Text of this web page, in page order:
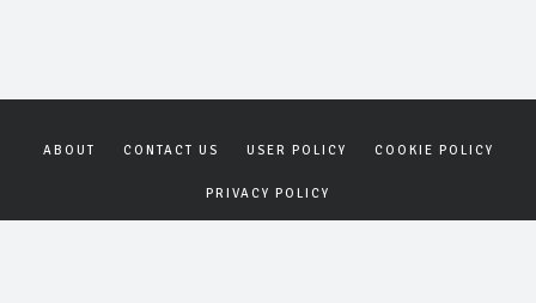
ABOUT CONTACT US USER POLICY COOKIE POLICY
PRIVACY POLICY